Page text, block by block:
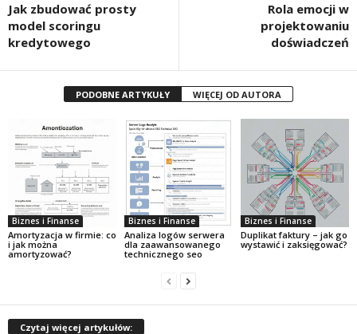
Jak zbudować prosty
model scoringu
kredytowego
Rola emocji w
projektowaniu
doświadczeń
PODOBNE ARTYKUŁY WIĘCEJ OD AUTORA
Biznes i Finanse
Amortyzacja w firmie: co
i jak można
amortyzować?
Biznes i Finanse
Analiza logów serwera
dla zaawansowanego
technicznego seo
Biznes i Finanse
Duplikat faktury – jak go
wystawić i zaksięgować?
Czytaj więcej artykułów: